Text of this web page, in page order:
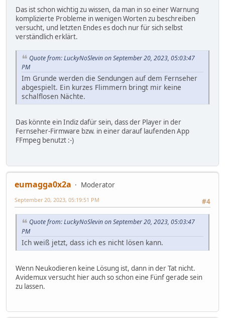
Das ist schon wichtig zu wissen, da man in so einer Warnung
komplizierte Probleme in wenigen Worten zu beschreiben
versucht, und letzten Endes es doch nur für sich selbst
verständlich erklärt.
Quote from: LuckyNoSlevin on September 20, 2023, 05:03:47
PM
Im Grunde werden die Sendungen auf dem Fernseher
abgespielt. Ein kurzes Flimmern bringt mir keine
schalflosen Nächte.
Das könnte ein Indiz dafür sein, dass der Player in der
Fernseher-Firmware bzw. in einer darauf laufenden App
FFmpeg benutzt :-)
eumagga0x2a
Moderator
#4
September 20, 2023, 05:19:51 PM
Quote from: LuckyNoSlevin on September 20, 2023, 05:03:47
PM
Ich weiß jetzt, dass ich es nicht lösen kann.
Wenn Neukodieren keine Lösung ist, dann in der Tat nicht.
Avidemux versucht hier auch so schon eine Fünf gerade sein
zu lassen.